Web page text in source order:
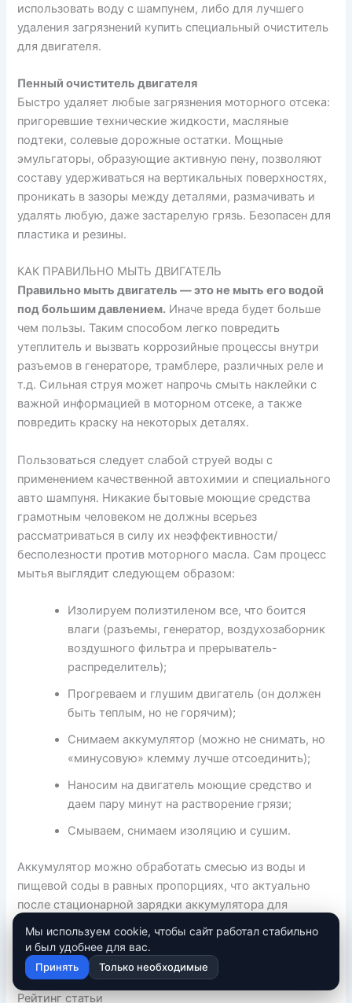
использовать воду с шампунем, либо для лучшего
удаления загрязнений купить специальный очиститель
для двигателя.
Пенный очиститель двигателя
Быстро удаляет любые загрязнения моторного отсека:
пригоревшие технические жидкости, масляные
подтеки, солевые дорожные остатки. Мощные
эмульгаторы, образующие активную пену, позволяют
составу удерживаться на вертикальных поверхностях,
проникать в зазоры между деталями, размачивать и
удалять любую, даже застарелую грязь. Безопасен для
пластика и резины.
КАК ПРАВИЛЬНО МЫТЬ ДВИГАТЕЛЬ
Правильно мыть двигатель — это не мыть его водой
под большим давлением. Иначе вреда будет больше
чем пользы. Таким способом легко повредить
утеплитель и вызвать коррозийные процессы внутри
разъемов в генераторе, трамблере, различных реле и
т.д. Сильная струя может напрочь смыть наклейки с
важной информацией в моторном отсеке, а также
повредить краску на некоторых деталях.
Пользоваться следует слабой струей воды с
применением качественной автохимии и специального
авто шампуня. Никакие бытовые моющие средства
грамотным человеком не должны всерьез
рассматриваться в силу их неэффективности/
бесполезности против моторного масла. Сам процесс
мытья выглядит следующем образом:
Изолируем полиэтиленом все, что боится
влаги (разъемы, генератор, воздухозаборник
воздушного фильтра и прерыватель-
распределитель);
Прогреваем и глушим двигатель (он должен
быть теплым, но не горячим);
Снимаем аккумулятор (можно не снимать, но
«минусовую» клемму лучше отсоединить);
Наносим на двигатель моющие средство и
даем пару минут на растворение грязи;
Смываем, снимаем изоляцию и сушим.
Аккумулятор можно обработать смесью из воды и
пищевой соды в равных пропорциях, что актуально
после стационарной зарядки аккумулятора для
уменьшения степени его разряда. Это неплохое
средство избавить его от коррозии.
голоса
Рейтинг статьи
Мы используем cookie, чтобы сайт работал стабильно
и был удобнее для вас.
Принять Только необходимые